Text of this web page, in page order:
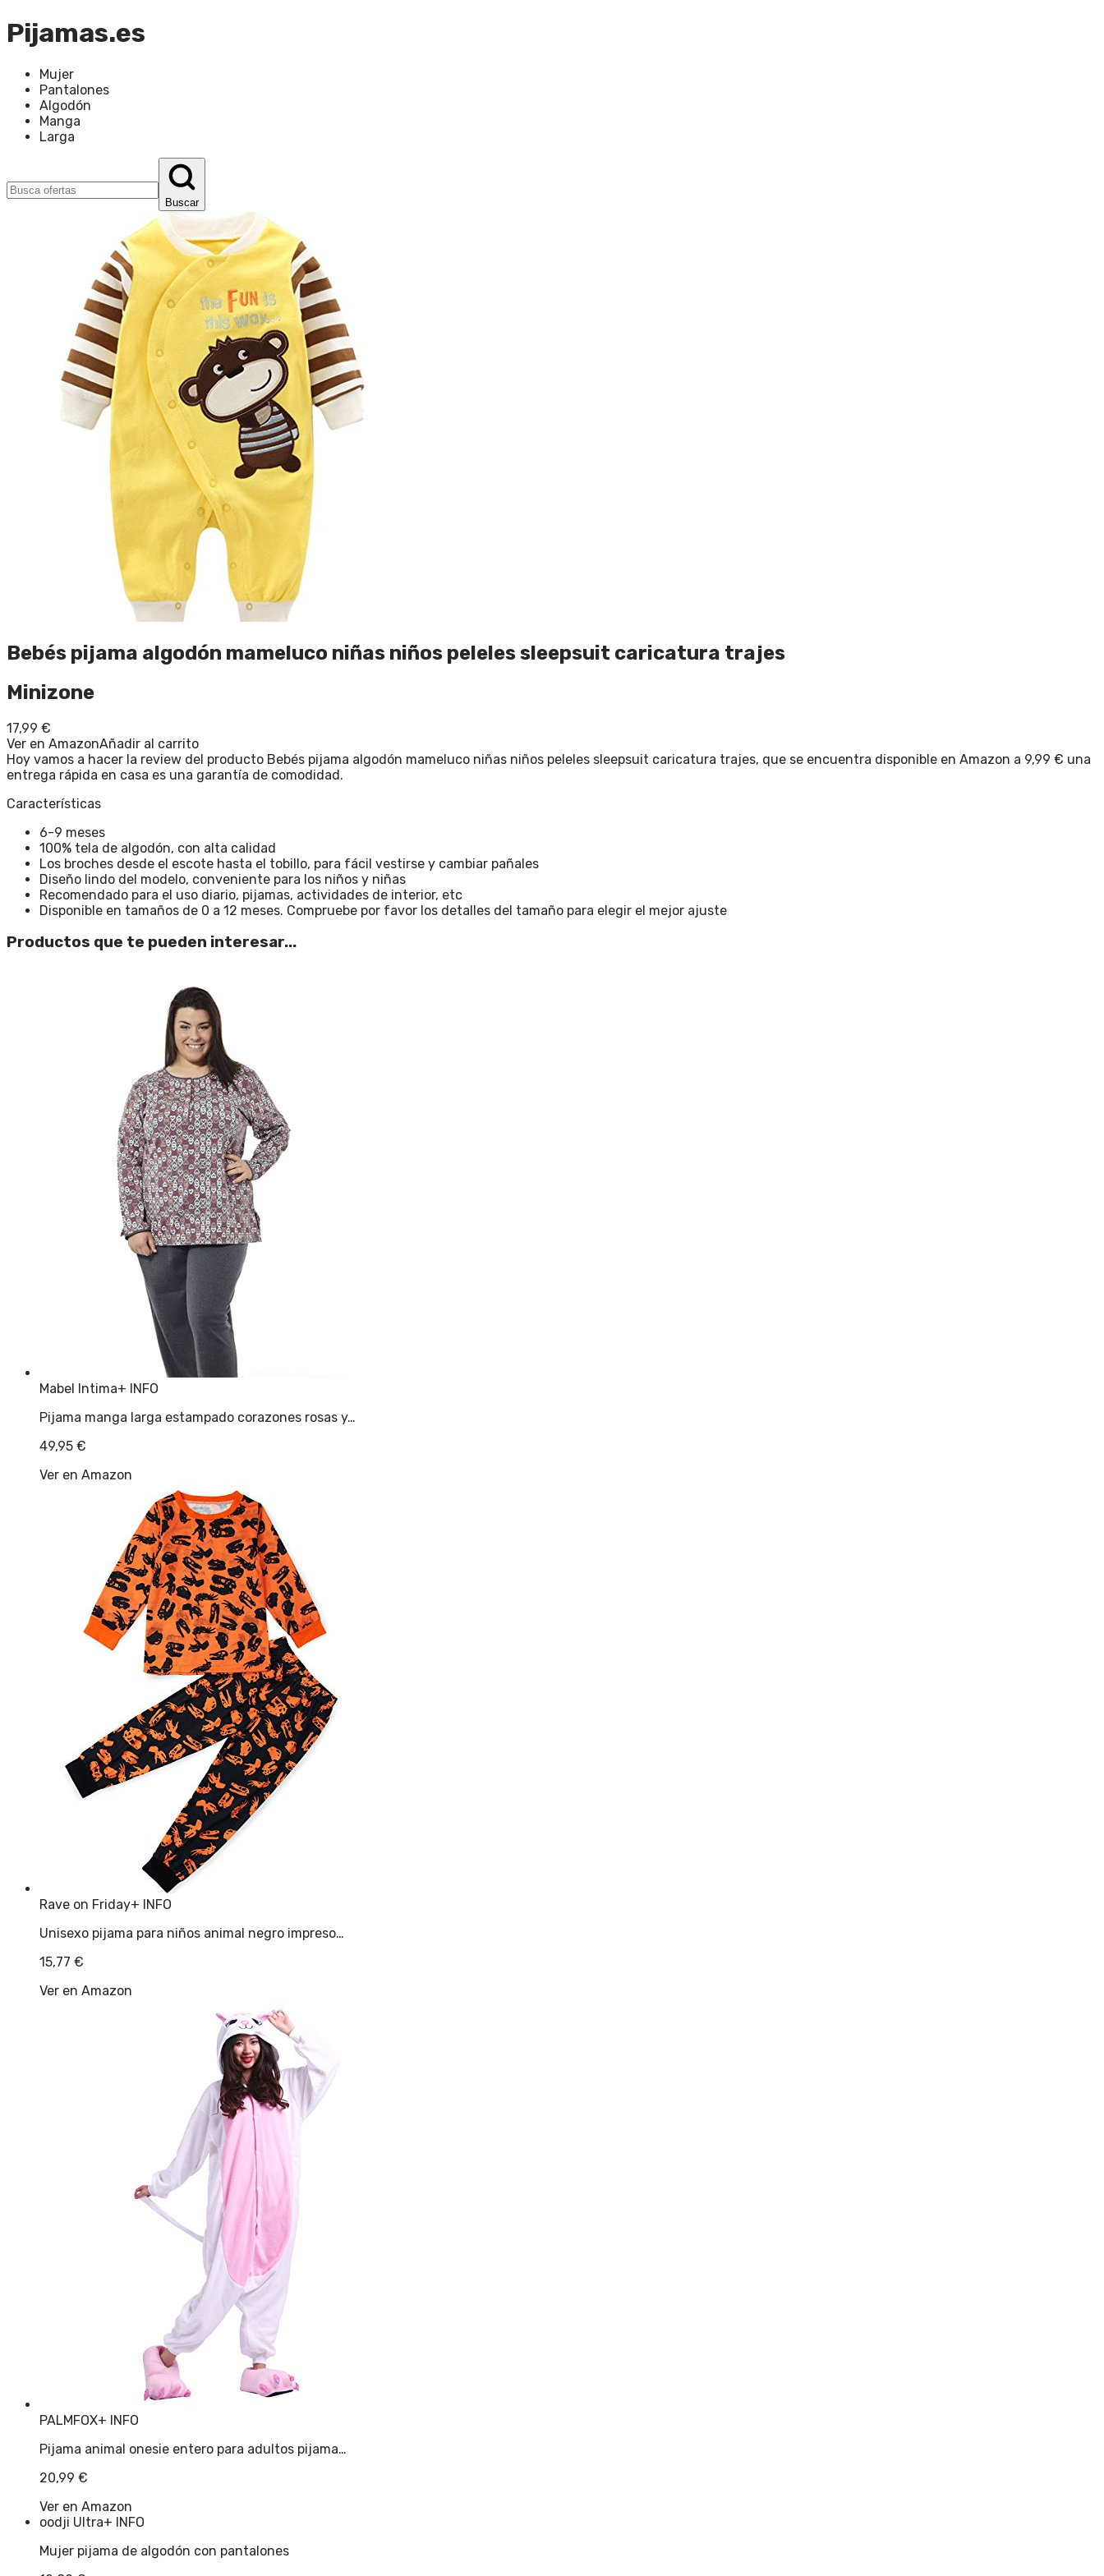
Pijamas.es
Mujer
Pantalones
Algodón
Manga
Larga
Buscar
Bebés pijama algodón mameluco niñas niños peleles sleepsuit caricatura trajes
Minizone
17,99 €
Ver en AmazonAñadir al carrito
Hoy vamos a hacer la review del producto Bebés pijama algodón mameluco niñas niños peleles sleepsuit caricatura trajes, que se encuentra disponible en Amazon a 9,99 € una
entrega rápida en casa es una garantía de comodidad.
Características
6-9 meses
100% tela de algodón, con alta calidad
Los broches desde el escote hasta el tobillo, para fácil vestirse y cambiar pañales
Diseño lindo del modelo, conveniente para los niños y niñas
Recomendado para el uso diario, pijamas, actividades de interior, etc
Disponible en tamaños de 0 a 12 meses. Compruebe por favor los detalles del tamaño para elegir el mejor ajuste
Productos que te pueden interesar...
Mabel Intima+ INFO
Pijama manga larga estampado corazones rosas y…
49,95 €
Ver en Amazon
Rave on Friday+ INFO
Unisexo pijama para niños animal negro impreso…
15,77 €
Ver en Amazon
PALMFOX+ INFO
Pijama animal onesie entero para adultos pijama…
20,99 €
Ver en Amazon
oodji Ultra+ INFO
Mujer pijama de algodón con pantalones